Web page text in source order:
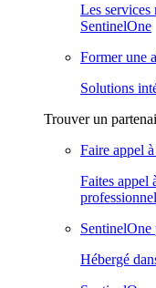
Les services
SentinelOne
Former une
Solutions
Trouver un
Faire appel
Faites appel
Hébergé